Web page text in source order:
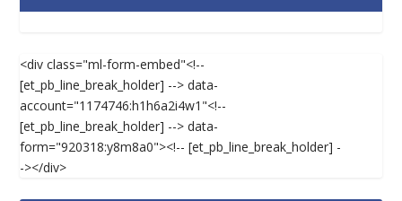
<div class="ml-form-embed"<!--
[et_pb_line_break_holder] --> data-
account="1174746:h1h6a2i4w1"<!--
[et_pb_line_break_holder] --> data-
form="920318:y8m8a0"><!-- [et_pb_line_break_holder] -
-></div>